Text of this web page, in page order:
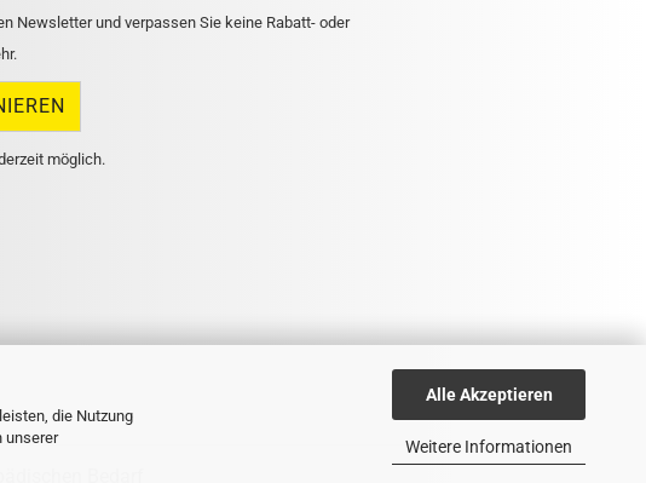
die Nutzung
unserer
Alle Akzeptieren
Weitere Informationen
Newsletter und verpassen Sie keine Rabatt- oder
möglich.